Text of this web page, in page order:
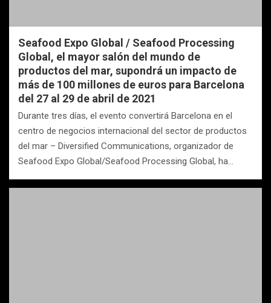
Seafood Expo Global / Seafood Processing
Global, el mayor salón del mundo de
productos del mar, supondrá un impacto de
más de 100 millones de euros para Barcelona
del 27 al 29 de abril de 2021
Durante tres días, el evento convertirá Barcelona en el
centro de negocios internacional del sector de productos
del mar – Diversified Communications, organizador de
Seafood Expo Global/Seafood Processing Global, ha…